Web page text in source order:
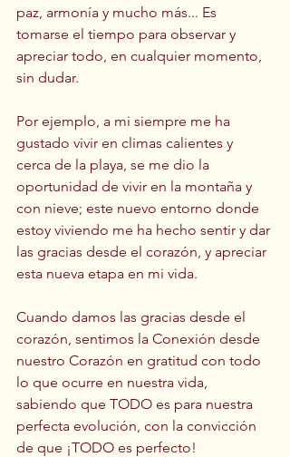
paz, armonía y mucho más... Es
tomarse el tiempo para observar y
apreciar todo, en cualquier momento,
sin dudar.
Por ejemplo, a mi siempre me ha
gustado vivir en climas calientes y
cerca de la playa, se me dio la
oportunidad de vivir en la montaña y
con nieve; este nuevo entorno donde
estoy viviendo me ha hecho sentir y dar
las gracias desde el corazón, y apreciar
esta nueva etapa en mi vida.
Cuando damos las gracias desde el
corazón, sentimos la Conexión desde
nuestro Corazón en gratitud con todo
lo que ocurre en nuestra vida,
sabiendo que TODO es para nuestra
perfecta evolución, con la convicción
de que ¡TODO es perfecto!